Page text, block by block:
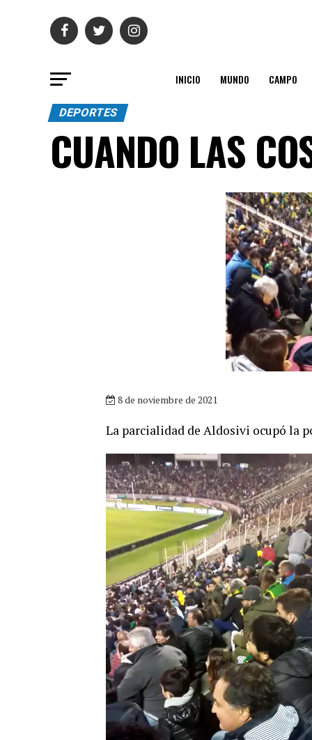
INICIO MUNDO CAMPO
DEPORTES
CUANDO LAS
8 de noviembre de 2021
La parcialidad de Aldosivi ocupó la